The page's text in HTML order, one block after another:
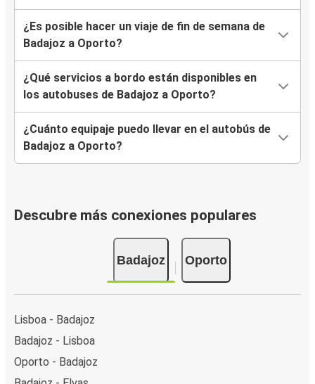
¿Es posible hacer un viaje de fin de semana de
Badajoz a Oporto?
¿Qué servicios a bordo están disponibles en
los autobuses de Badajoz a Oporto?
¿Cuánto equipaje puedo llevar en el autobús de
Badajoz a Oporto?
Descubre más conexiones populares
Badajoz Oporto
Lisboa - Badajoz
Badajoz - Lisboa
Oporto - Badajoz